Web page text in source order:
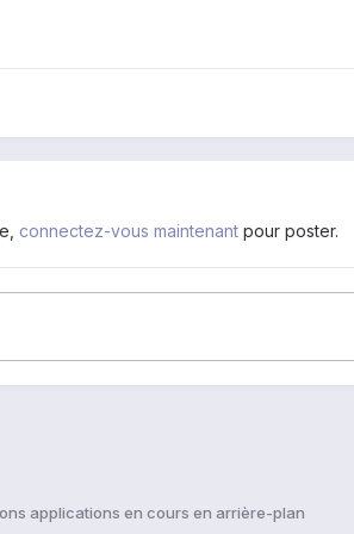
connectez-vous maintenant pour poster.
applications en cours en arrière-plan